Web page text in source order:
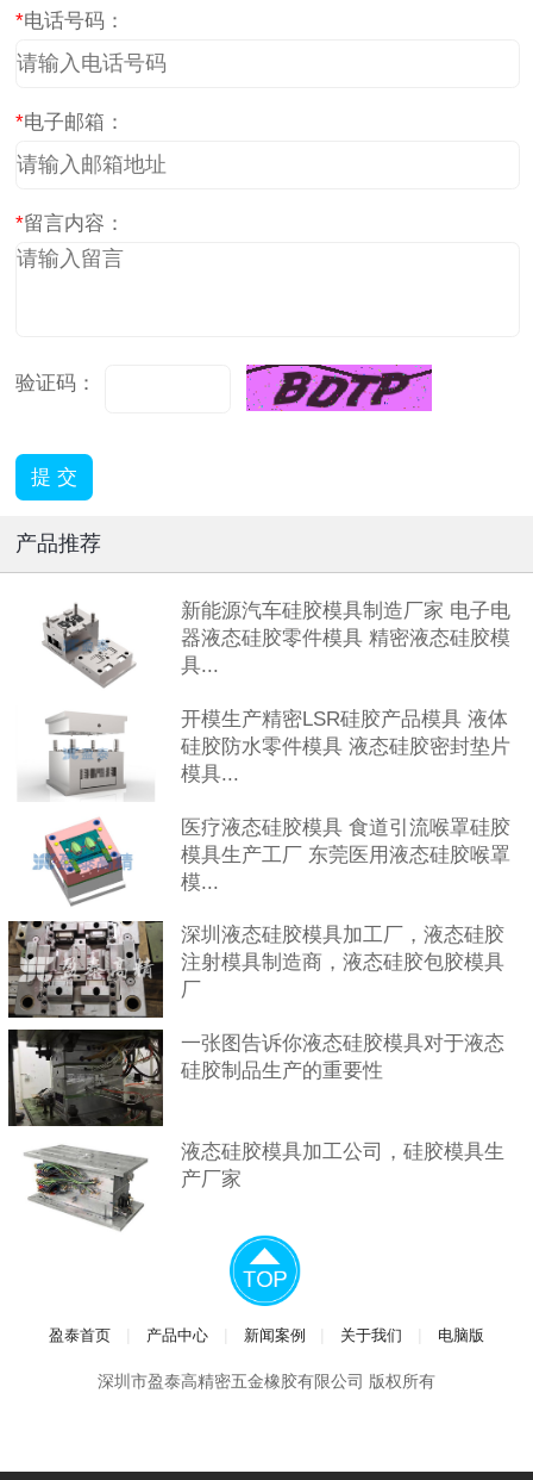
*电话号码：
*电子邮箱：
*留言内容：
验证码：
产品推荐
新能源汽车硅胶模具制造厂家 电子电
器液态硅胶零件模具 精密液态硅胶模
具...
开模生产精密LSR硅胶产品模具 液体
硅胶防水零件模具 液态硅胶密封垫片
模具...
医疗液态硅胶模具 食道引流喉罩硅胶
模具生产工厂 东莞医用液态硅胶喉罩
模...
深圳液态硅胶模具加工厂，液态硅胶
注射模具制造商，液态硅胶包胶模具
厂
一张图告诉你液态硅胶模具对于液态
硅胶制品生产的重要性
液态硅胶模具加工公司，硅胶模具生
产厂家
盈泰首页 产品中心 新闻案例 关于我们 电脑版
深圳市盈泰高精密五金橡胶有限公司 版权所有